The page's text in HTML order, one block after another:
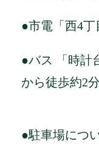
●市電「西4丁
●バス 「時計
から徒歩約2分
●駐車場につ